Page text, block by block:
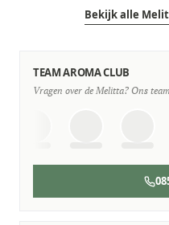
Bekijk alle
TEAM AROMA CLUB
Vragen over de Melitta? Ons